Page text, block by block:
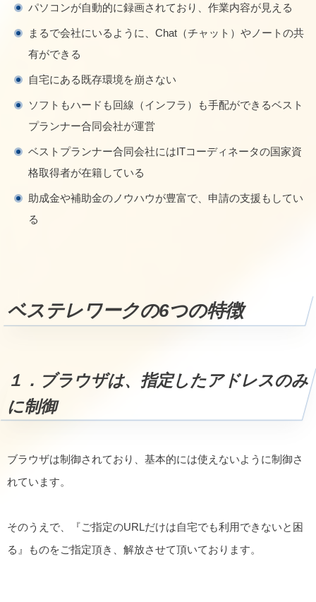
パソコンが自動的に録画されており、作業内容が見える
まるで会社にいるように、Chat（チャット）やノートの共
有ができる
自宅にある既存環境を崩さない
ソフトもハードも回線（インフラ）も手配ができるベスト
プランナー合同会社が運営
ベストプランナー合同会社にはITコーディネータの国家資
格取得者が在籍している
助成金や補助金のノウハウが豊富で、申請の支援もしてい
る
ベステレワークの6つの特徴
１．ブラウザは、指定したアドレスのみ
に制御
ブラウザは制御されており、基本的には使えないように制御さ
れています。
そのうえで、『ご指定のURLだけは自宅でも利用できないと困
る』ものをご指定頂き、解放させて頂いております。